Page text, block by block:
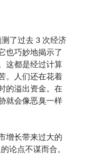
测了过去 3 次经济
也巧妙地揭示了
这都是经过计算
。人们还在花着
的溢出资金。在
就会像恶臭一样
增长带来过大的
论点不谋而合。